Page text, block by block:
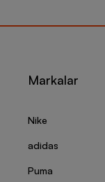
Markalar
Nike
adidas
Puma